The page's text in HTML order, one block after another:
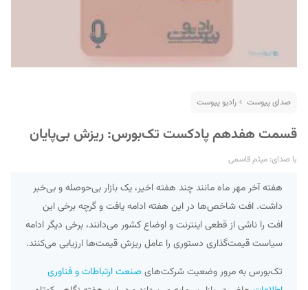
صدای پیوست رادیو پیوست
قسمت هفدهم پادکست تک‌بورس: ریزش بی‌پایان
با صدای: میثم قاسمی
هفته آخر مهر ماه مانند چند هفته اخیر، یک بازار بی‌حوصله و بی‌خبر
داشت. افت شاخص‌ها در این هفته ادامه یافت و گرچه برخی این
افت را ناشی از قطعی اینترنت و اوضاع کشور می‌دانند، برخی دیگر ادامه
سیاست قیمت‌گذاری دستوری را عامل ریزش قیمت‌ها ارزیابی می‌کنند.
تک‌بورس به مرور وضعیت شرکت‌های صنعت ارتباطات و فناوری